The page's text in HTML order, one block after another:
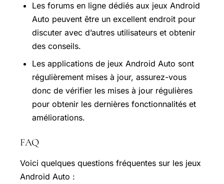
Les forums en ligne dédiés aux jeux Android
Auto peuvent être un excellent endroit pour
discuter avec d’autres utilisateurs et obtenir
des conseils.
Les applications de jeux Android Auto sont
régulièrement mises à jour, assurez-vous
donc de vérifier les mises à jour régulières
pour obtenir les dernières fonctionnalités et
améliorations.
FAQ
Voici quelques questions fréquentes sur les jeux
Android Auto :